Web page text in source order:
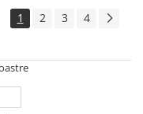
1 2 3 4